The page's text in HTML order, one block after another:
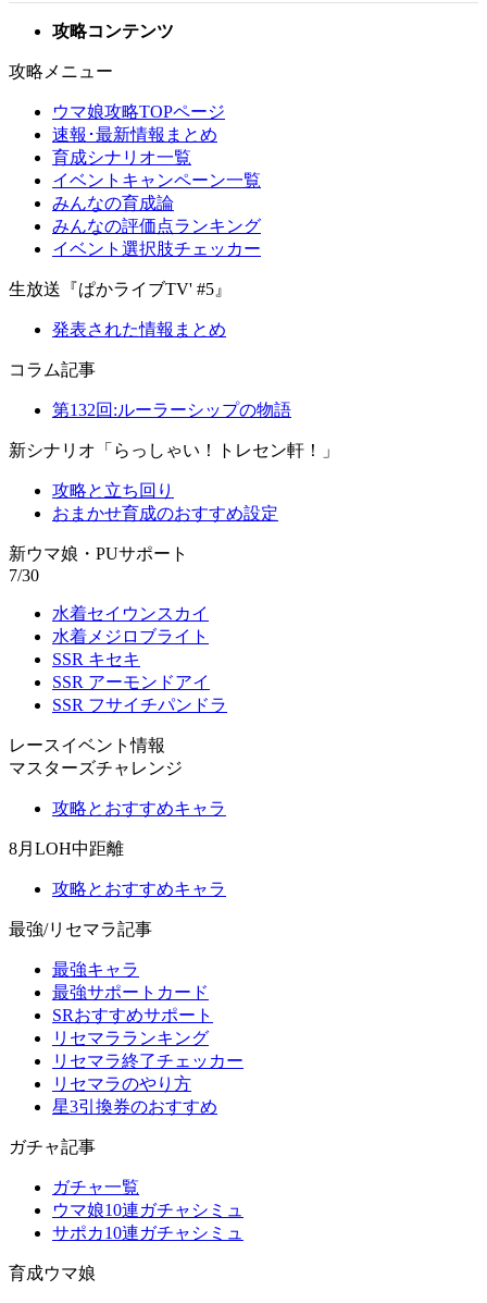
攻略コンテンツ
攻略メニュー
ウマ娘攻略TOPページ
速報･最新情報まとめ
育成シナリオ一覧
イベントキャンペーン一覧
みんなの育成論
みんなの評価点ランキング
イベント選択肢チェッカー
生放送『ぱかライブTV' #5』
発表された情報まとめ
コラム記事
第132回:ルーラーシップの物語
新シナリオ「らっしゃい！トレセン軒！」
攻略と立ち回り
おまかせ育成のおすすめ設定
新ウマ娘・PUサポート
7/30
水着セイウンスカイ
水着メジロブライト
SSR キセキ
SSR アーモンドアイ
SSR フサイチパンドラ
レースイベント情報
マスターズチャレンジ
攻略とおすすめキャラ
8月LOH中距離
攻略とおすすめキャラ
最強/リセマラ記事
最強キャラ
最強サポートカード
SRおすすめサポート
リセマラランキング
リセマラ終了チェッカー
リセマラのやり方
星3引換券のおすすめ
ガチャ記事
ガチャ一覧
ウマ娘10連ガチャシミュ
サポカ10連ガチャシミュ
育成ウマ娘